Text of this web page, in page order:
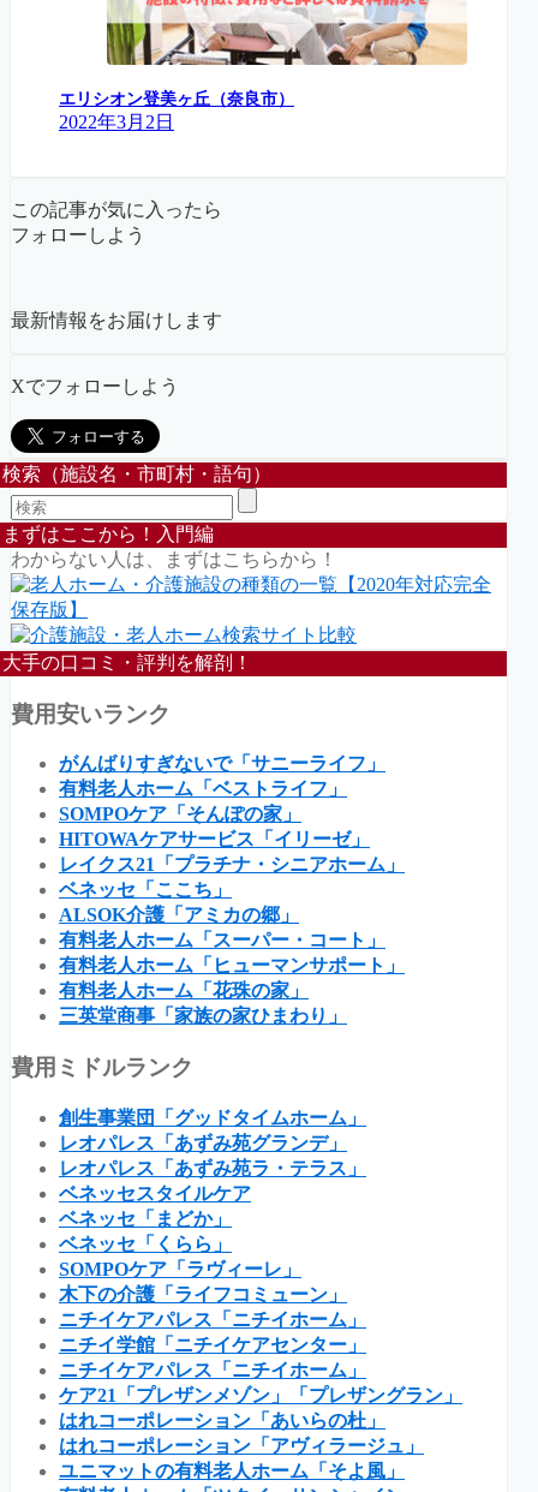
エリシオン登美ヶ丘（奈良市）
2022年3月2日
この記事が気に入ったら
フォローしよう
最新情報をお届けします
Xでフォローしよう
検索（施設名・市町村・語句）
まずはここから！入門編
わからない人は、まずはこちらから！
大手の口コミ・評判を解剖！
費用安いランク
がんばりすぎないで「サニーライフ」
有料老人ホーム「ベストライフ」
SOMPOケア「そんぽの家」
HITOWAケアサービス「イリーゼ」
レイクス21「プラチナ・シニアホーム」
ベネッセ「ここち」
ALSOK介護「アミカの郷」
有料老人ホーム「スーパー・コート」
有料老人ホーム「ヒューマンサポート」
有料老人ホーム「花珠の家」
三英堂商事「家族の家ひまわり」
費用ミドルランク
創生事業団「グッドタイムホーム」
レオパレス「あずみ苑グランデ」
レオパレス「あずみ苑ラ・テラス」
ベネッセスタイルケア
ベネッセ「まどか」
ベネッセ「くらら」
SOMPOケア「ラヴィーレ」
木下の介護「ライフコミューン」
ニチイケアパレス「ニチイホーム」
ニチイ学館「ニチイケアセンター」
ニチイケアパレス「ニチイホーム」
ケア21「プレザンメゾン」「プレザングラン」
はれコーポレーション「あいらの杜」
はれコーポレーション「アヴィラージュ」
ユニマットの有料老人ホーム「そよ風」